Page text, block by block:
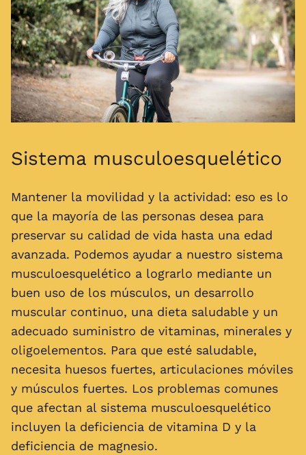
Sistema musculoesquelético
Mantener la movilidad y la actividad: eso es lo
que la mayoría de las personas desea para
preservar su calidad de vida hasta una edad
avanzada. Podemos ayudar a nuestro sistema
musculoesquelético a lograrlo mediante un
buen uso de los músculos, un desarrollo
muscular continuo, una dieta saludable y un
adecuado suministro de vitaminas, minerales y
oligoelementos. Para que esté saludable,
necesita huesos fuertes, articulaciones móviles
y músculos fuertes. Los problemas comunes
que afectan al sistema musculoesquelético
incluyen la deficiencia de vitamina D y la
deficiencia de magnesio.